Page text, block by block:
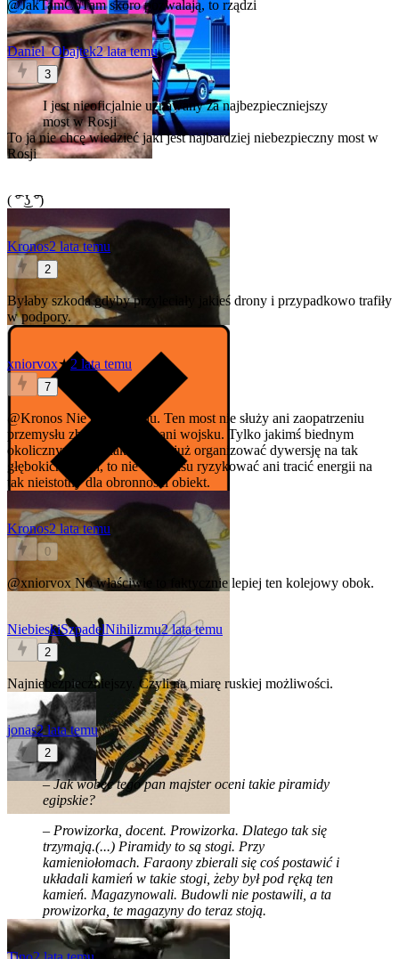
@JakTamCoTamskoro pozwalają, to rządzi
Daniel_Obajtek2 lata temu
3
I jest nieoficjalnie uznawany za najbezpieczniejszy
most w Rosji
To ja nie chcę wiedzieć jaki jest najbardziej niebezpieczny most w
Rosji
( ͡° ͜ʖ ͡°)
Kronos2 lata temu
2
Byłaby szkoda gdyby przyleciały jakieś drony i przypadkowo trafiły
w podpory.
xniorvox★2 lata temu
7
@Kronos Nie ma powodu. Ten most nie służy ani zaopatrzeniu
przemysłu zbrojeniowego, ani wojsku. Tylko jakimś biednym
okolicznym wieśniakom. Jak już organizować dywersję na tak
głębokich tyłach, to nie ma sensu ryzykować ani tracić energii na
tak nieistotny dla obronności obiekt.
Kronos2 lata temu
0
@xniorvox No właściwie to faktycznie lepiej ten kolejowy obok.
NiebieskiSzpadelNihilizmu2 lata temu
2
Najniebezpieczniejszy. Czyli na miarę ruskiej możliwości.
jonas2 lata temu
2
– Jak wobec tego pan majster oceni takie piramidy
egipskie?
– Prowizorka, docent. Prowizorka. Dlatego tak się
trzymają.(...) Piramidy to są stogi. Przy
kamieniołomach. Faraony zbierali się coś postawić i
układali kamień w takie stogi, żeby był pod ręką ten
kamień. Magazynowali. Budowli nie postawili, a ta
prowizorka, te magazyny do teraz stoją.